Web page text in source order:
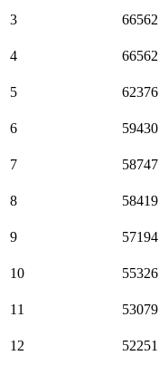
3
66562
4
66562
5
62376
6
59430
7
58747
8
58419
9
57194
10
55326
11
53079
12
52251